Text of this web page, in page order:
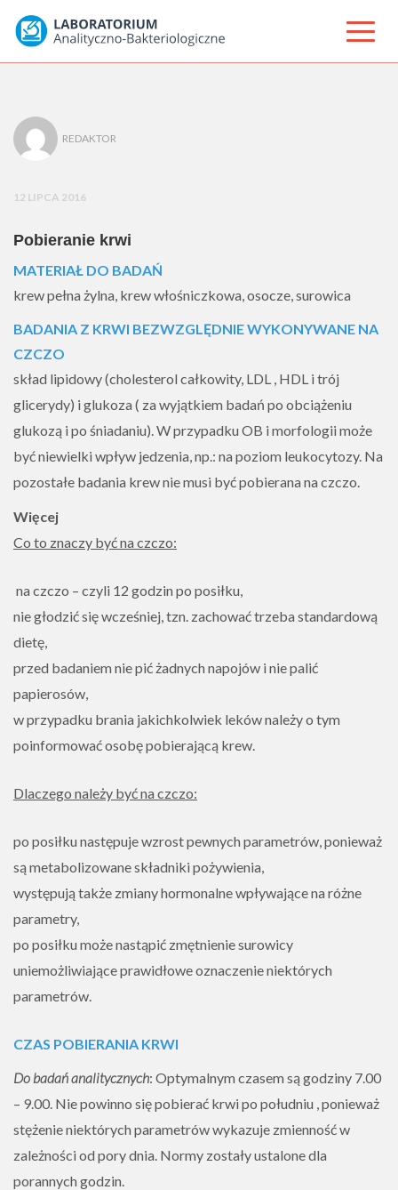
REDAKTOR
12 LIPCA 2016
Pobieranie krwi
MATERIAŁ DO BADAŃ
krew pełna żylna, krew włośniczkowa, osocze, surowica
BADANIA Z KRWI BEZWZGLĘDNIE WYKONYWANE NA
CZCZO
skład lipidowy (cholesterol całkowity, LDL , HDL i trój
glicerydy) i glukoza ( za wyjątkiem badań po obciążeniu
glukozą i po śniadaniu). W przypadku OB i morfologii może
być niewielki wpływ jedzenia, np.: na poziom leukocytozy. Na
pozostałe badania krew nie musi być pobierana na czczo.
Więcej
Co to znaczy być na czczo:
na czczo – czyli 12 godzin po posiłku,
nie głodzić się wcześniej, tzn. zachować trzeba standardową
dietę,
przed badaniem nie pić żadnych napojów i nie palić
papierosów,
w przypadku brania jakichkolwiek leków należy o tym
poinformować osobę pobierającą krew.
Dlaczego należy być na czczo:
po posiłku następuje wzrost pewnych parametrów, ponieważ
są metabolizowane składniki pożywienia,
występują także zmiany hormonalne wpływające na różne
parametry,
po posiłku może nastąpić zmętnienie surowicy
uniemożliwiające prawidłowe oznaczenie niektórych
parametrów.
CZAS POBIERANIA KRWI
Do badań analitycznych: Optymalnym czasem są godziny 7.00
– 9.00. Nie powinno się pobierać krwi po południu , ponieważ
stężenie niektórych parametrów wykazuje zmienność w
zależności od pory dnia. Normy zostały ustalone dla
porannych godzin.